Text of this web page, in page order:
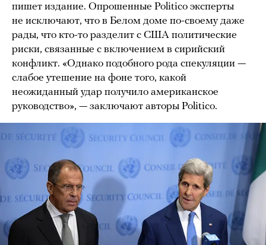
пишет издание. Опрошенные Politico эксперты
не исключают, что в Белом доме по-своему даже
рады, что кто-то разделит с США политические
риски, связанные с включением в сирийский
конфликт. «Однако подобного рода спекуляции —
слабое утешение на фоне того, какой
неожиданный удар получило американское
руководство», — заключают авторы Politico.